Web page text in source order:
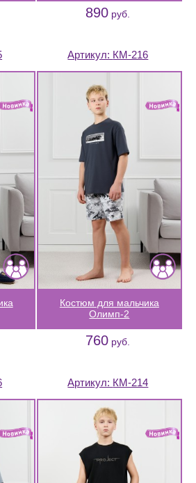
890 руб.
Артикул: КМ-216
Костюм для мальчика
Олимп-2
760 руб.
Артикул: КМ-214